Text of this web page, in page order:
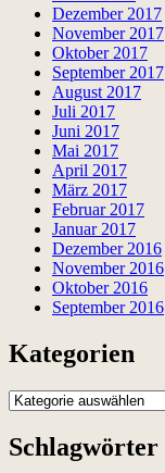
Dezember 2017
November 2017
Oktober 2017
September 2017
August 2017
Juli 2017
Juni 2017
Mai 2017
April 2017
März 2017
Februar 2017
Januar 2017
Dezember 2016
November 2016
Oktober 2016
September 2016
Kategorien
Kategorien
Schlagwörter